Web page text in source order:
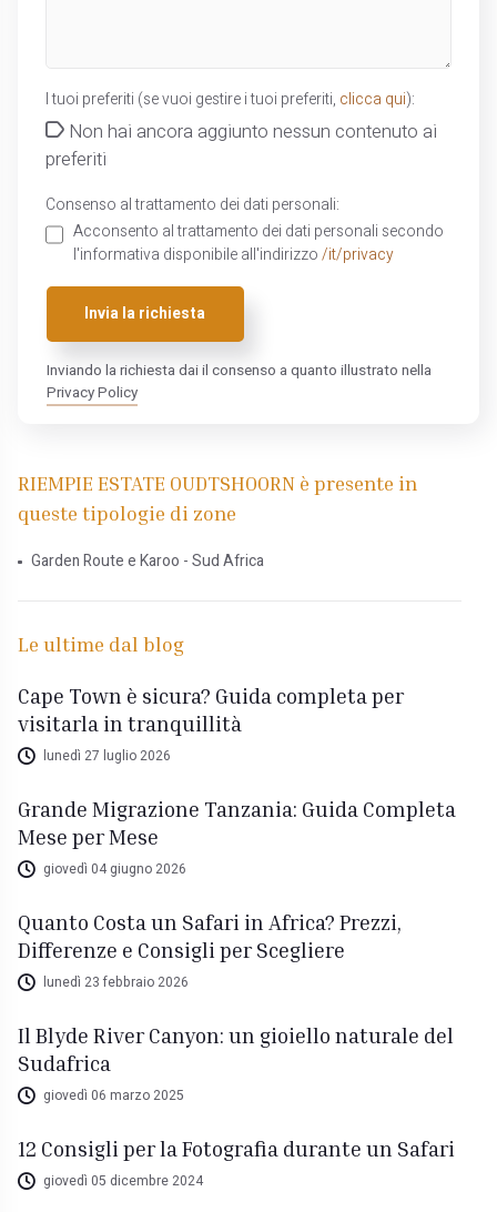
I tuoi preferiti (se vuoi gestire i tuoi preferiti, clicca qui):
Non hai ancora aggiunto nessun contenuto ai
preferiti
Consenso al trattamento dei dati personali:
Acconsento al trattamento dei dati personali secondo
l'informativa disponibile all'indirizzo /it/privacy
Invia la richiesta
Inviando la richiesta dai il consenso a quanto illustrato nella
Privacy Policy
RIEMPIE ESTATE OUDTSHOORN è presente in
queste tipologie di zone
Garden Route e Karoo - Sud Africa
Le ultime dal blog
Cape Town è sicura? Guida completa per
visitarla in tranquillità
lunedì 27 luglio 2026
Grande Migrazione Tanzania: Guida Completa
Mese per Mese
giovedì 04 giugno 2026
Quanto Costa un Safari in Africa? Prezzi,
Differenze e Consigli per Scegliere
lunedì 23 febbraio 2026
Il Blyde River Canyon: un gioiello naturale del
Sudafrica
giovedì 06 marzo 2025
12 Consigli per la Fotografia durante un Safari
giovedì 05 dicembre 2024